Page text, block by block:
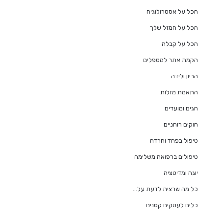
הכל על אסטרולוגיה
הכל על המזל שלך
הכל על קבלה
הקמת אתר למטפלים
הריון ולידה
התאמת מזלות
חגים ומועדים
חוקים רוחניים
טיפול בפחד וחרדה
טיפולים ברפואה משלימה
יוגה ומדיטציה
כל מה שרצית לדעת על…
כלים לעסקים קטנים